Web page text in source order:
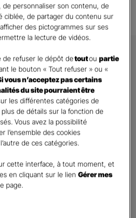
DE DEVIS
remplir ce rapide questionnaire afin
vous recontacte rapidement
précise de votre besoin
DIGNE PROVENCE
votre besoin :
?*
de personnaliser son contenu, de
ciblée, de partager du contenu sur
des pictogrammes sur ses
la lecture de vidéos.
de refuser le dépôt detoutoupartie
le bouton « Tout refuser » ou «
vous n’acceptez pas certains
du site pourraient être
les différentes catégories de
de détails sur la fonction de
Vous avez la possibilité
l’ensemble des cookies
de ces catégories.
cette interface, à tout moment, et
en cliquant sur le lienGérer mes
page.